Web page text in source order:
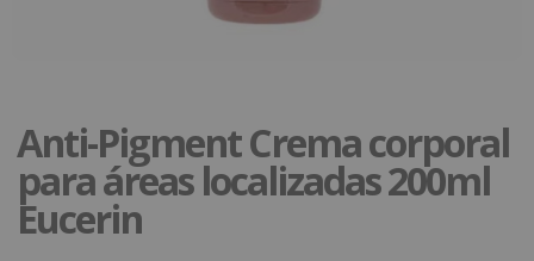
Anti-Pigment Crema corporal
para áreas localizadas 200ml
Eucerin